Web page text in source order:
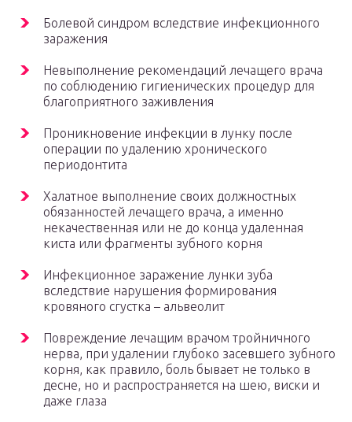
Болевой синдром вследствие инфекционного
заражения
Невыполнение рекомендаций лечащего врача
по соблюдению гигиенических процедур для
благоприятного заживления
Проникновение инфекции в лунку после
операции по удалению хронического
периодонтита
Халатное выполнение своих должностных
обязанностей лечащего врача, а именно
некачественная или не до конца удаленная
киста или фрагменты зубного корня
Инфекционное заражение лунки зуба
вследствие нарушения формирования
кровяного сгустка – альвеолит
Повреждение лечащим врачом тройничного
нерва, при удалении глубоко засевшего зубного
корня, как правило, боль бывает не только в
десне, но и распространяется на шею, виски и
даже глаза